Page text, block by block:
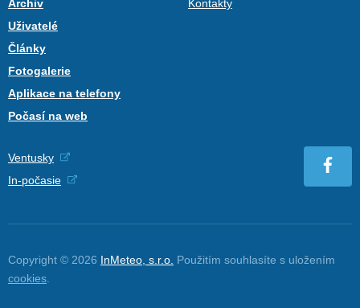
Archiv
Uživatelé
Články
Fotogalerie
Aplikace na telefony
Počasí na web
Kontakty
Ventusky
In-počasie
Copyright © 2026 InMeteo, s.r.o. Použitím souhlasíte s uložením
cookies